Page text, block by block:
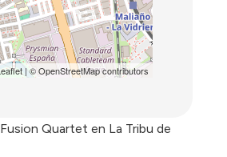
| ©OpenStreetMapcontributors
Quartet en La Tribu de